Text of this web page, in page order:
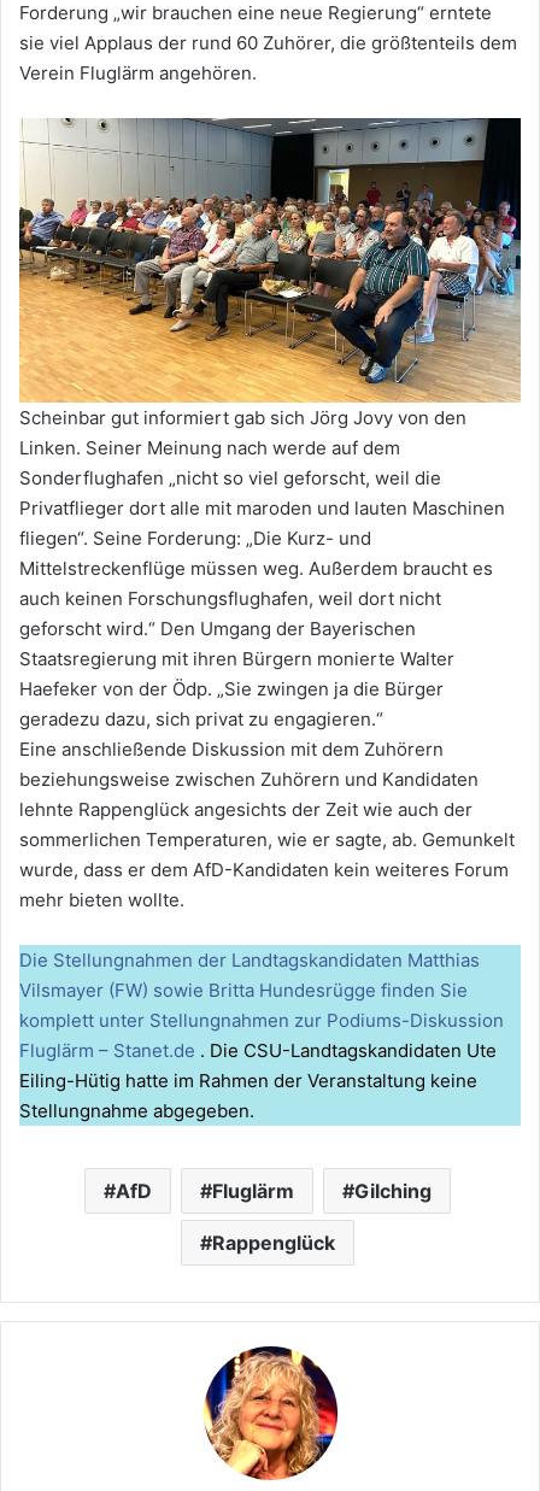
Forderung „wir brauchen eine neue Regierung“ erntete
sie viel Applaus der rund 60 Zuhörer, die größtenteils dem
Verein Fluglärm angehören.
Scheinbar gut informiert gab sich Jörg Jovy von den
Linken. Seiner Meinung nach werde auf dem
Sonderflughafen „nicht so viel geforscht, weil die
Privatflieger dort alle mit maroden und lauten Maschinen
fliegen“. Seine Forderung: „Die Kurz- und
Mittelstreckenflüge müssen weg. Außerdem braucht es
auch keinen Forschungsflughafen, weil dort nicht
geforscht wird.“ Den Umgang der Bayerischen
Staatsregierung mit ihren Bürgern monierte Walter
Haefeker von der Ödp. „Sie zwingen ja die Bürger
geradezu dazu, sich privat zu engagieren.“
Eine anschließende Diskussion mit dem Zuhörern
beziehungsweise zwischen Zuhörern und Kandidaten
lehnte Rappenglück angesichts der Zeit wie auch der
sommerlichen Temperaturen, wie er sagte, ab. Gemunkelt
wurde, dass er dem AfD-Kandidaten kein weiteres Forum
mehr bieten wollte.
Die Stellungnahmen der Landtagskandidaten Matthias
Vilsmayer (FW) sowie Britta Hundesrügge finden Sie
komplett unter Stellungnahmen zur Podiums-Diskussion
Fluglärm – Stanet.de . Die CSU-Landtagskandidaten Ute
Eiling-Hütig hatte im Rahmen der Veranstaltung keine
Stellungnahme abgegeben.
AfD Fluglärm Gilching
Rappenglück